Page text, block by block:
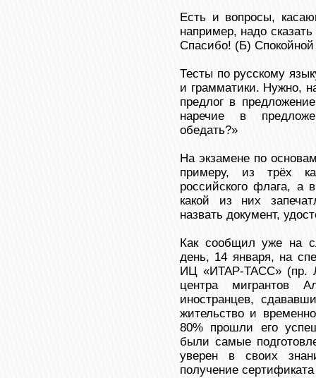
Есть и вопросы,
например, надо
Спасибо! (Б)
Тесты по русскому
и грамматики. Нужно,
предлог в
наречие в
обедать?»
На экзамене по
примеру, из трёх
российского флага, а
какой из них
назвать документ,
Как сообщил уже на
день, 14 января, на
ИЦ «ИТАР-ТАСС» (пр.
центра мигрантов
иностранцев,
жительство и
80% прошли его
были самые
уверен в своих
получение